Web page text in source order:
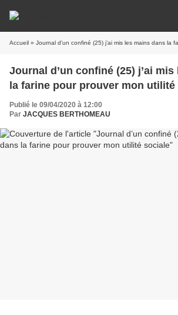
Accueil » Journal d’un confiné (25) j’ai mis les mains dans la farine
Journal d’un confiné (25) j’ai
la farine pour prouver mon
Publié le 09/04/2020 à 12:00
Par JACQUES BERTHOMEAU